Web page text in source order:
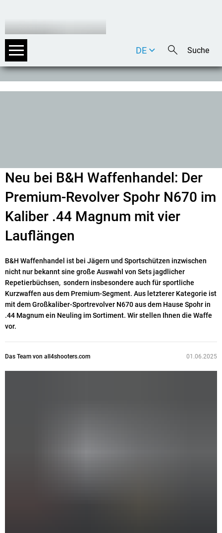
DE
EN
Neu bei B&H Waffenhandel: Der
Premium-Revolver Spohr N670 im
Kaliber .44 Magnum mit vier
Lauflängen
B&H Waffenhandel ist bei Jägern und Sportschützen inzwischen
nicht nur bekannt sine große Auswahl von Sets jagdlicher
Repetierbüchsen, sondern insbesondere auch für sportliche
Kurzwaffen aus dem Premium-Segment. Aus letzterer Kategorie ist
mit dem Großkaliber-Sportrevolver N670 aus dem Hause Spohr in
.44 Magnum ein Neuling im Sortiment. Wir stellen Ihnen die Waffe
vor.
Das Team von all4shooters.com 01.06.2025